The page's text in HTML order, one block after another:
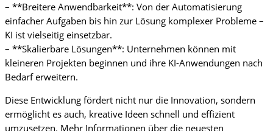
– **Breitere Anwendbarkeit**: Von der Automatisierung
einfacher Aufgaben bis hin zur Lösung komplexer Probleme –
KI ist vielseitig einsetzbar.
– **Skalierbare Lösungen**: Unternehmen können mit
kleineren Projekten beginnen und ihre KI-Anwendungen nach
Bedarf erweitern.
Diese Entwicklung fördert nicht nur die Innovation, sondern
ermöglicht es auch, kreative Ideen schnell und effizient
umzusetzen. Mehr Informationen über die neuesten